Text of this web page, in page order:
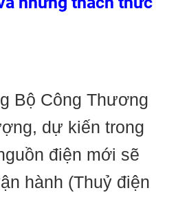
Bộ Công Thương
dự kiến trong
điện mới sẽ
hành (Thuỷ điện